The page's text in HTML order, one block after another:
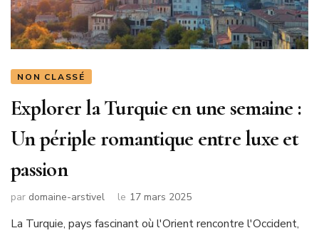
NON CLASSÉ
Explorer la Turquie en une semaine :
Un périple romantique entre luxe et
passion
par domaine-arstivel le 17 mars 2025
La Turquie, pays fascinant où l'Orient rencontre l'Occident,